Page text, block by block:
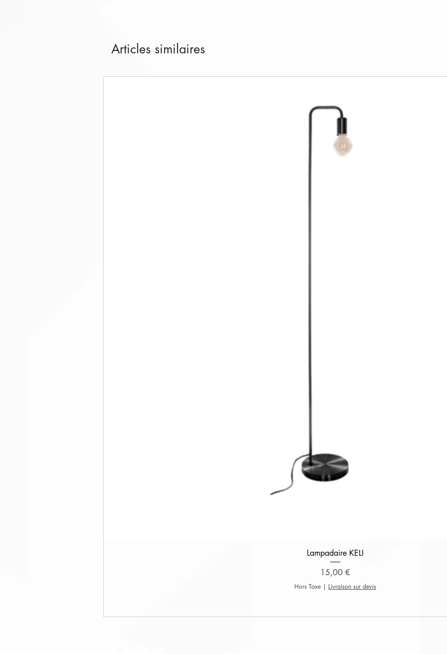
Articles similaires
Aperçu rapide
Lampadaire KELI
Prix
15,00 €
Hors Taxe | Livraison sur devis